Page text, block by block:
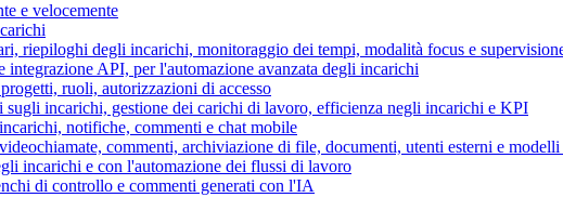
e velocemente
riepiloghi degli incarichi, monitoraggio dei tempi, modalità focus e
API, per l'automazione avanzata degli incarichi
ruoli, autorizzazioni di accesso
incarichi, gestione dei carichi di lavoro, efficienza negli incarichi e KPI
notifiche, commenti e chat mobile
commenti, archiviazione di file, documenti, utenti esterni e
incarichi e con l'automazione dei flussi di lavoro
di controllo e commenti generati con l'IA